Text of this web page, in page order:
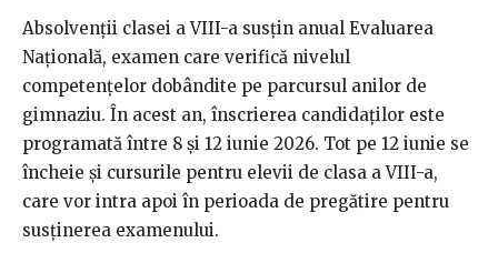
Absolvenții clasei a VIII-a susțin anual Evaluarea
Națională, examen care verifică nivelul
competențelor dobândite pe parcursul anilor de
gimnaziu. În acest an, înscrierea candidaților este
programată între 8 și 12 iunie 2026. Tot pe 12 iunie se
încheie și cursurile pentru elevii de clasa a VIII-a,
care vor intra apoi în perioada de pregătire pentru
susținerea examenului.